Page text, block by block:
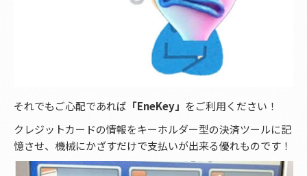
それでもご心配であれば 「EneKey」 をご利用ください！
クレジットカードの情報をキーホルダー型の決済ツールに記
憶させ、機械にかざすだけで支払いが出来る優れものです！